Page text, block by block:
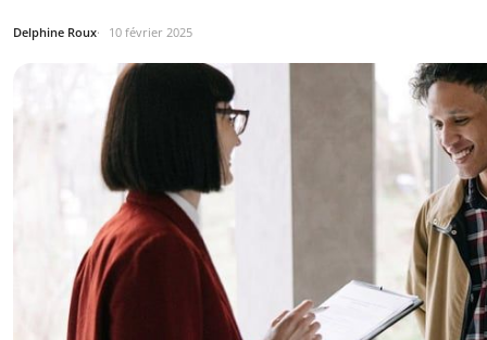
Delphine Roux 10 février 2025